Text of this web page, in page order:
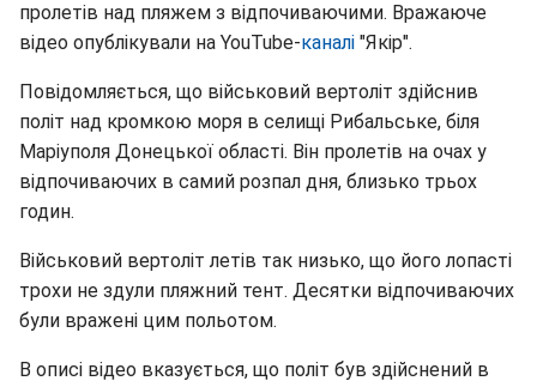
пролетів над пляжем з відпочиваючими. Вражаюче
відео опублікували на YouTube-каналі "Якір".
Повідомляється, що військовий вертоліт здійснив
політ над кромкою моря в селищі Рибальське, біля
Маріуполя Донецької області. Він пролетів на очах у
відпочиваючих в самий розпал дня, близько трьох
годин.
Військовий вертоліт летів так низько, що його лопасті
трохи не здули пляжний тент. Десятки відпочиваючих
були вражені цим польотом.
В описі відео вказується, що політ був здійснений в